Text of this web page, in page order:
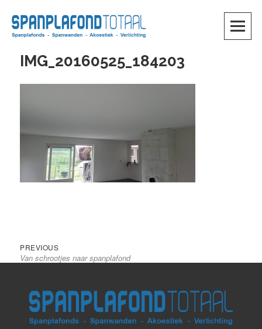
content
IMG_20160525_184203
Bericht
navigatie
PREVIOUSPrevious
post:
Van schrootjes naar spanplafond